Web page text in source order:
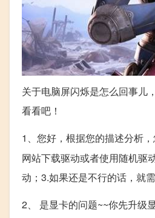
关于电脑屏闪烁是怎么回事儿
看看吧！
1、您好，根据您的描述分析
网站下载驱动或者使用随机驱
动；3.如果还是不行的话，就
2、 是显卡的问题~~你先升级